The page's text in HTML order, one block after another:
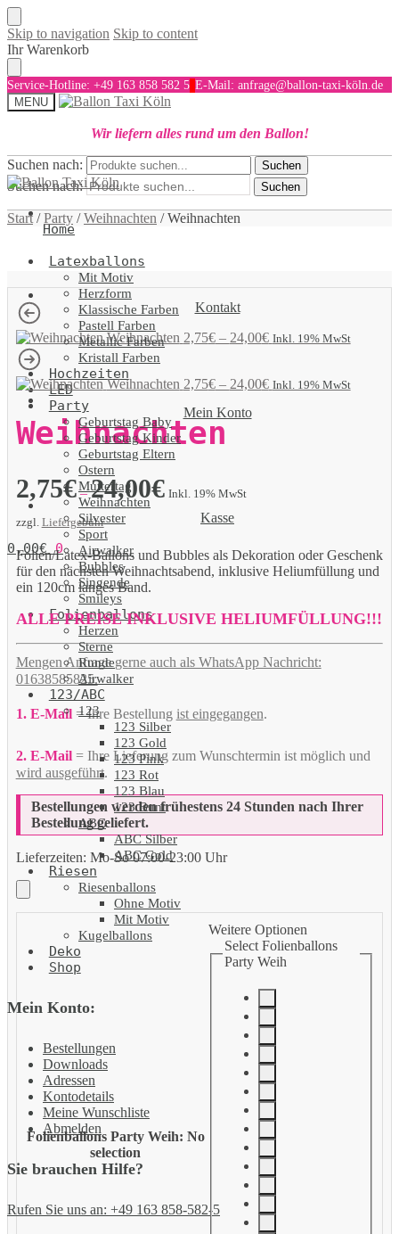
Skip to navigation Skip to content
Ihr Warenkorb
Service-Hotline: +49 163 858 582 5 E-Mail: anfrage@ballon-taxi-köln.de
MENU
Wir liefern alles rund um den Ballon!
Suchen nach: Suchen
Kontakt
Mein Konto
Kasse
0,00€ 0
Suchen nach: Suchen
Home
Latexballons
Mit Motiv
Herzform
Klassische Farben
Pastell Farben
Metallic Farben
Kristall Farben
Hochzeiten
LED
Party
Geburtstag Baby
Geburtstag Kinder
Geburtstag Eltern
Ostern
Muttertag
Weihnachten
Silvester
Sport
Airwalker
Bubbles
Singende
Smileys
Folienballons
Herzen
Sterne
Runde
Airwalker
123/ABC
123
123 Silber
123 Gold
123 Pink
123 Rot
123 Blau
123 Bunt
ABC
ABC Silber
ABC Gold
Riesen
Riesenballons
Ohne Motiv
Mit Motiv
Kugelballons
Deko
Shop
Mein Konto:
Bestellungen
Downloads
Adressen
Kontodetails
Meine Wunschliste
Abmelden
Sie brauchen Hilfe?
Rufen Sie uns an: +49 163 858-582-5
Start /Party /Weihnachten /Weihnachten
Weihnachten 2,75€– 24,00€ Inkl. 19% MwSt
Weihnachten 2,75€– 24,00€ Inkl. 19% MwSt
Weihnachten
2,75€–24,00€ Inkl. 19% MwSt
zzgl. Liefergebühr
Folien/Latex-Ballons und Bubbles als Dekoration oder Geschenk
für den nächsten Weihnachtsabend, inklusive Heliumfüllung und
ein 120cm langes Band.
ALLE PREISE INKLUSIVE HELIUMFÜLLUNG!!!
Mengen Anfrage gerne auch als WhatsApp Nachricht:
01638585825.
1. E-Mail= Ihre Bestellung ist eingegangen.
2. E-Mail= Ihre Lieferung zum Wunschtermin ist möglich und
wird ausgeführt.
Bestellungen werden frühestens 24 Stunden nach Ihrer
Bestellung geliefert.
Lieferzeiten: Mo-So 07:00-23:00 Uhr
Folienballons Party Weih: No
selection
Weitere Optionen
Select Folienballons
Party Weih